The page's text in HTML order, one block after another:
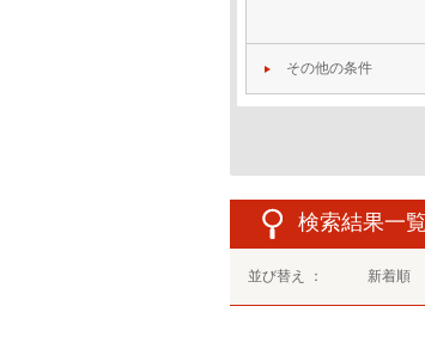
その他の条件
検索結果一覧
並び替え ： 新着順